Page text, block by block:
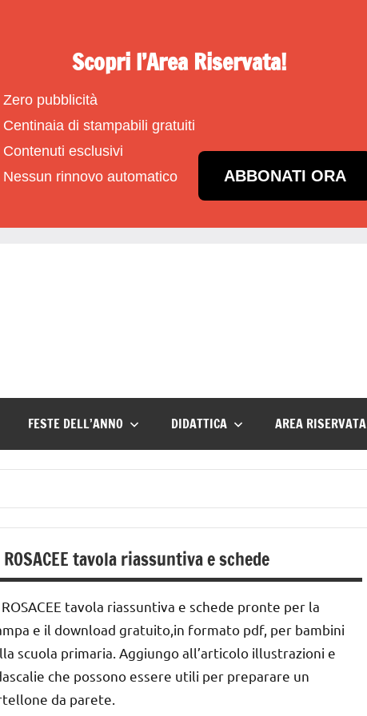
Scopri l’Area Riservata!
Zero pubblicità
Centinaia di stampabili gratuiti
Contenuti esclusivi
Nessun rinnovo automatico
ABBONATI ORA
FESTE DELL’ANNO DIDATTICA AREA RISERVATA
ROSACEE tavola riassuntiva e schede
ROSACEE tavola riassuntiva e schede pronte per la
e il download gratuito,in formato pdf, per bambini
scuola primaria. Aggiungo all’articolo illustrazioni e
che possono essere utili per preparare un
da parete.